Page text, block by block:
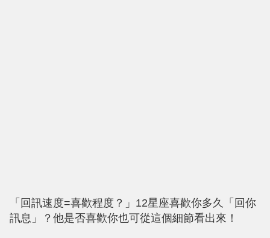
「回訊速度=喜歡程度？」12星座喜歡你多久「回你
訊息」？他是否喜歡你也可從這個細節看出來！